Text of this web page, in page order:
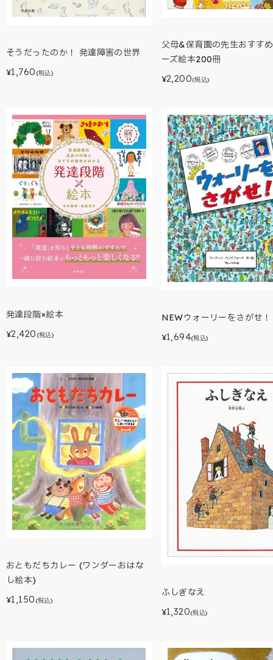
そうだったのか！ 発達障害の世界
¥1,760 (税込)
父母&保育園の先生おすす
ーズ絵本200冊
¥2,200(税込)
発達段階×絵本
¥2,420 (税込)
NEWウォーリーをさがせ！
¥1,694(税込)
おともだちカレー (ワンダーおはな
し絵本)
¥1,150 (税込)
ふしぎなえ
¥1,320(税込)